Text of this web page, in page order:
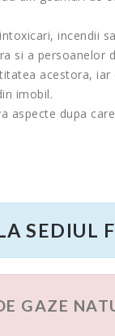
incendii
si a persoanelor
acestora, iar
imobil.
aspecte dupa
SEDIUL
GAZE